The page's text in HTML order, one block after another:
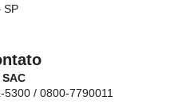
SP
/ 0800-7790011